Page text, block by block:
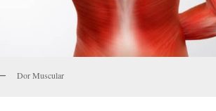
Dor Muscular